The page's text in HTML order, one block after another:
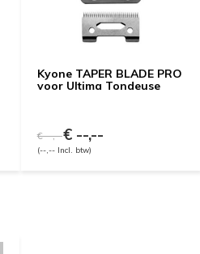
Kyone TAPER BLADE PRO
voor Ultima Tondeuse
€ --,--€ --,--
(--,-- Incl. btw)